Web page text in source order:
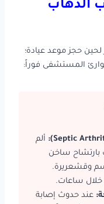
الذهاب
حجز موعد عيادة؛
المستشفى فوراً:
ألم
ساخن
وقشعريرة.
خلال ساعات.
عند حدوث إصابة